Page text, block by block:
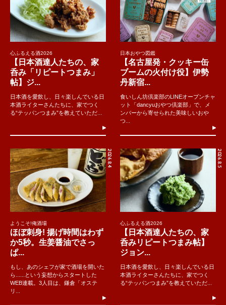
心ふるえる酒2026
【日本酒達人たちの、家
呑み「リピートつまみ」
帖】ジ...
日本酒を愛飲し、日々楽しんでいる日
本酒ライターさんたちに、家でつく
る“テッパンつまみ”を教えていただ...
日本おやつ図鑑
【名古屋発・クッキー缶
ブームの火付け役】伊勢
丹新宿...
食いしん坊倶楽部のLINEオープンチャ
ット「dancyuおやつ倶楽部」で、メ
ンバーから寄せられた美味しいおや
つ...
2026.8.4
ようこそ!俺酒場
ほぼ刺身! 揚げ時間はわず
か5秒。生姜醤油でさっ
ぱ...
もし、あのシェフが家で酒場を開いた
ら......という妄想からスタートした
WEB連載。3人目は、鎌倉「オステ
リ...
2026.8.5
心ふるえる酒2026
【日本酒達人たちの、家
呑みリピートつまみ帖】
ジョン...
日本酒を愛飲し、日々楽しんでいる日
本酒ライターさんたちに、家でつく
る“テッパンつまみ”を教えていただ...